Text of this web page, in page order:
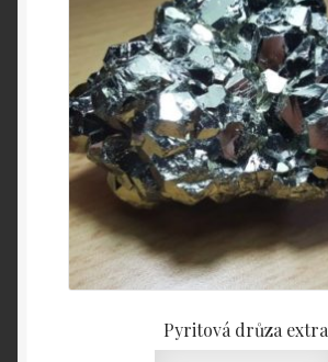
Pyritová drůza extra